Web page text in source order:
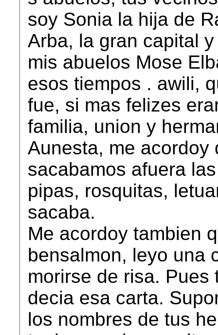
soy Sonia la hija de
Arba, la gran capital
mis abuelos Mose
esos tiempos . awili,
fue, si mas felizes
familia, union y
Aunesta, me acordoy
sacabamos afuera
pipas, rosquitas,
sacaba.
Me acordoy tambien
bensalmon, leyo una
morirse de risa.
decia esa carta.
los nombres de tus